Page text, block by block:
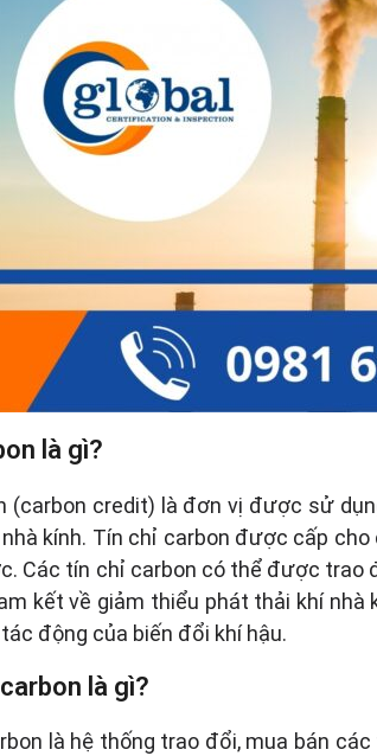
QC080000
ISO 14068-1
là gì?
(carbon credit) là đơn vị được sử
kính. Tín chỉ carbon được cấp
Các tín chỉ carbon có thể được trao
kết về giảm thiểu phát thải khí
động của biến đổi khí hậu.
là gì?
là hệ thống trao đổi, mua bán